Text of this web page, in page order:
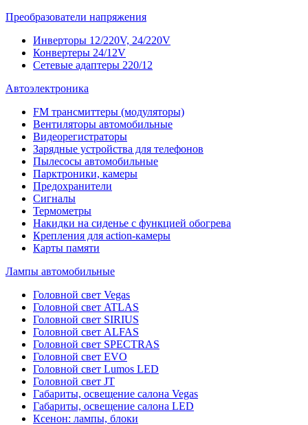
Преобразователи напряжения
Инверторы 12/220V, 24/220V
Конвертеры 24/12V
Сетевые адаптеры 220/12
Автоэлектроника
FM трансмиттеры (модуляторы)
Вентиляторы автомобильные
Видеорегистраторы
Зарядные устройства для телефонов
Пылесосы автомобильные
Парктроники, камеры
Предохранители
Сигналы
Термометры
Накидки на сиденье с функцией обогрева
Крепления для action-камеры
Карты памяти
Лампы автомобильные
Головной свет Vegas
Головной свет ATLAS
Головной свет SIRIUS
Головной свет ALFAS
Головной свет SPECTRAS
Головной свет EVO
Головной свет Lumos LED
Головной свет JT
Габариты, освещение салона Vegas
Габариты, освещение салона LED
Ксенон: лампы, блоки